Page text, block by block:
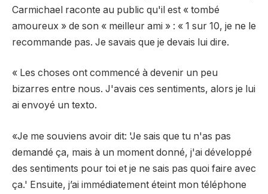
Carmichael raconte au public qu'il est « tombé
amoureux » de son « meilleur ami » : « 1 sur 10, je ne le
recommande pas. Je savais que je devais lui dire.
« Les choses ont commencé à devenir un peu
bizarres entre nous. J'avais ces sentiments, alors je lui
ai envoyé un texto.
«Je me souviens avoir dit: 'Je sais que tu n'as pas
demandé ça, mais à un moment donné, j'ai développé
des sentiments pour toi et je ne sais pas quoi faire avec
ça.' Ensuite, j’ai immédiatement éteint mon téléphone